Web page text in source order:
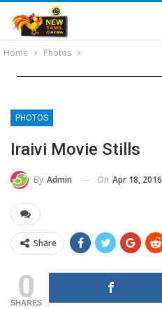
Home Photos
PHOTOS
Iraivi Movie Stills
By Admin On Apr 18, 2016
Share
0
SHARES